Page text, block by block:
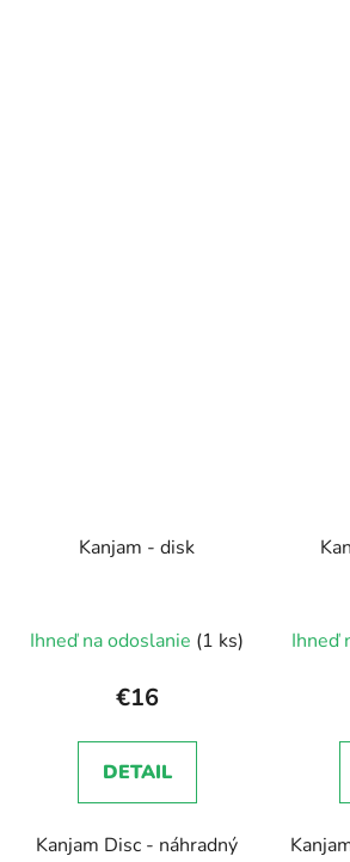
Kanjam - disk
Ihneď na odoslanie (1 ks)
€16
DETAIL
Kanjam Disc - náhradný
Ihneď